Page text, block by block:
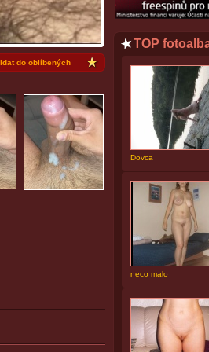
do oblíbených
TOP
Dovca
neco malo